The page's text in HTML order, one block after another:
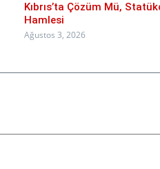
Kıbrıs’ta Çözüm Mü,
Hamlesi
Ağustos 3, 2026